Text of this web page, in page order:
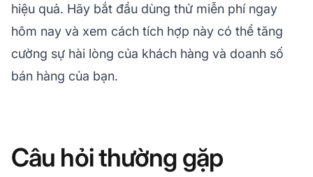
hiệu quả. Hãy bắt đầu dùng thử miễn phí ngay
hôm nay và xem cách tích hợp này có thể tăng
cường sự hài lòng của khách hàng và doanh số
bán hàng của bạn.
Câu hỏi thường gặp